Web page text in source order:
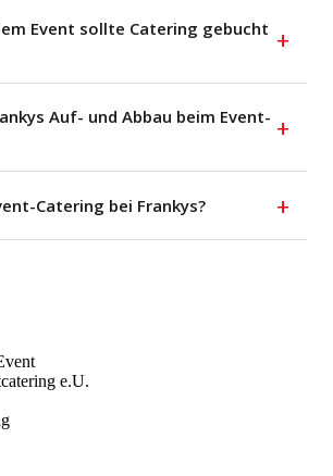
Event sollte Catering gebucht +
Auf- und Abbau beim Event- +
Catering bei Frankys? +
e.U.